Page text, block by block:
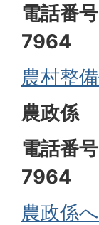
電話番
7964
農村整
農政係
電話番
7964
農政係